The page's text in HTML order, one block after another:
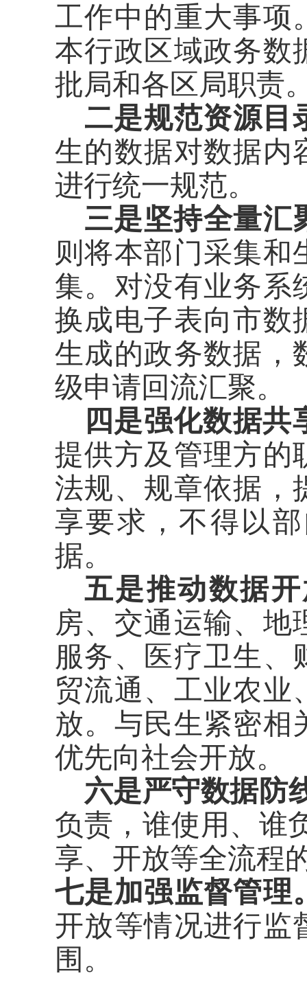
工作中的重大事项
本行政区域政务数
批局和各区局职责
二是规范资源目
生的数据对数据内
进行统一规范。
三是坚持全量汇
则将本部门采集和
集。对没有业务系
换成电子表向市数
生成的政务数据，
级申请回流汇聚。
四是强化数据共
提供方及管理方的
法规、规章依据，
享要求，不得以
据。
五是推动数据
房、交通运输、地
服务、医疗卫生、
贸流通、工业农业
放。与民生紧密相
优先向社会开放。
六是严守数据防
负责，谁使用、谁
享、开放等全流程
七是加强监督管理
开放等情况进行监
围。